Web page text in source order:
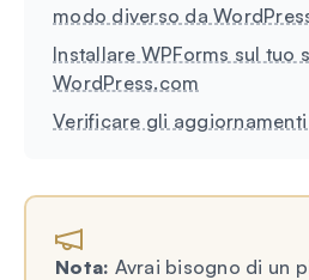
modo diverso da
Installare WPForms sul tuo
WordPress.com
Verificare gli
Nota: Avrai bisogno di un